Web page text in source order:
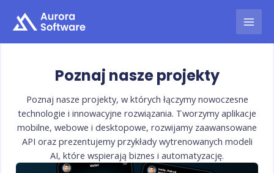
content
Poznaj nasze projekty
Poznaj nasze projekty, w których łączymy nowoczesne
technologie i innowacyjne rozwiązania. Tworzymy aplikacje
mobilne, webowe i desktopowe, rozwijamy zaawansowane
API oraz prezentujemy przykłady wytrenowanych modeli
AI, które wspierają biznes i automatyzację.